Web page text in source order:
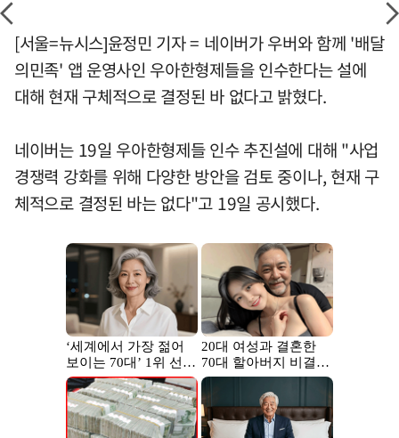
[서울=뉴시스]윤정민 기자 = 네이버가 우버와 함께 '배달
의민족' 앱 운영사인 우아한형제들을 인수한다는 설에
대해 현재 구체적으로 결정된 바 없다고 밝혔다.
네이버는 19일 우아한형제들 인수 추진설에 대해 "사업
경쟁력 강화를 위해 다양한 방안을 검토 중이나, 현재 구
체적으로 결정된 바는 없다"고 19일 공시했다.